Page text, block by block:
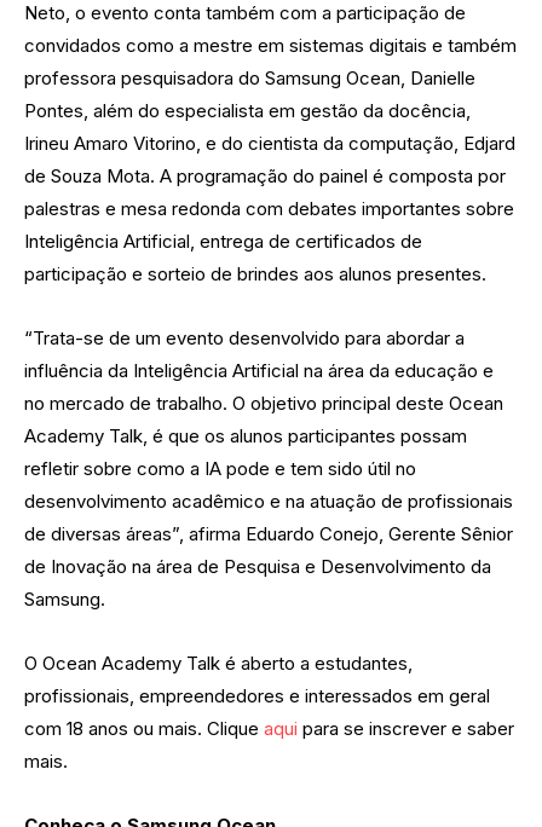
Neto, o evento conta também com a participação de
convidados como a mestre em sistemas digitais e também
professora pesquisadora do Samsung Ocean, Danielle
Pontes, além do especialista em gestão da docência,
Irineu Amaro Vitorino, e do cientista da computação, Edjard
de Souza Mota. A programação do painel é composta por
palestras e mesa redonda com debates importantes sobre
Inteligência Artificial, entrega de certificados de
participação e sorteio de brindes aos alunos presentes.
“Trata-se de um evento desenvolvido para abordar a
influência da Inteligência Artificial na área da educação e
no mercado de trabalho. O objetivo principal deste Ocean
Academy Talk, é que os alunos participantes possam
refletir sobre como a IA pode e tem sido útil no
desenvolvimento acadêmico e na atuação de profissionais
de diversas áreas”, afirma Eduardo Conejo, Gerente Sênior
de Inovação na área de Pesquisa e Desenvolvimento da
Samsung.
O Ocean Academy Talk é aberto a estudantes,
profissionais, empreendedores e interessados em geral
com 18 anos ou mais. Clique aqui para se inscrever e saber
mais.